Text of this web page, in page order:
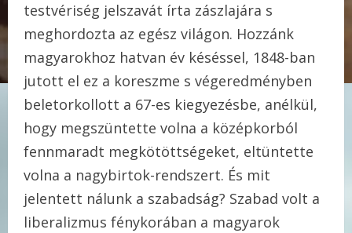
testvériség jelszavát írta zászlajára s
meghordozta az egész világon. Hozzánk
magyarokhoz hatvan év késéssel, 1848-ban
jutott el ez a koreszme s végeredményben
beletorkollott a 67-es kiegyezésbe, anélkül,
hogy megszüntette volna a középkorból
fennmaradt megkötöttségeket, eltüntette
volna a nagybirtok-rendszert. És mit
jelentett nálunk a szabadság? Szabad volt a
liberalizmus fénykorában a magyarok